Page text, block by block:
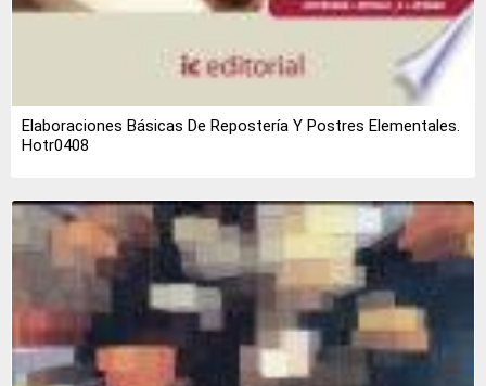
Elaboraciones Básicas De Repostería Y Postres Elementales.
Hotr0408